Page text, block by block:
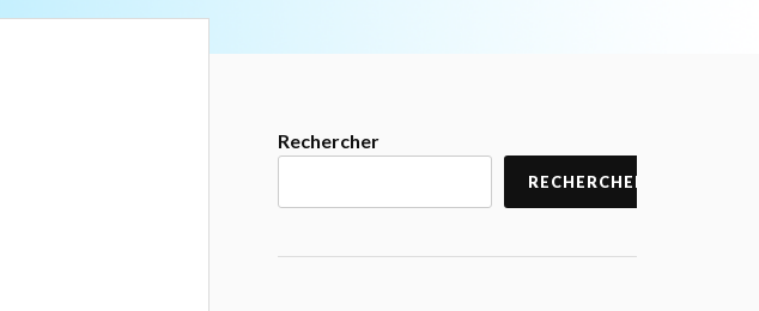
Rechercher
RECHERCHER